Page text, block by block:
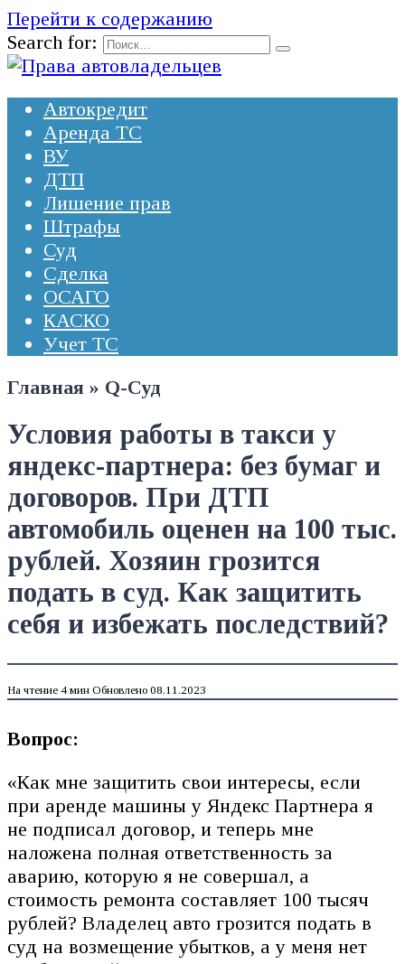
Перейти к содержанию
Search for:
Автокредит
Аренда ТС
ВУ
ДТП
Лишение прав
Штрафы
Суд
Сделка
ОСАГО
КАСКО
Учет ТС
Главная » Q-Суд
Условия работы в такси у
яндекс-партнера: без бумаг и
договоров. При ДТП
автомобиль оценен на 100 тыс.
рублей. Хозяин грозится
подать в суд. Как защитить
себя и избежать последствий?
На чтение 4 мин Обновлено 08.11.2023
Вопрос:
«Как мне защитить свои интересы, если
при аренде машины у Яндекс Партнера я
не подписал договор, и теперь мне
наложена полная ответственность за
аварию, которую я не совершал, а
стоимость ремонта составляет 100 тысяч
рублей? Владелец авто грозится подать в
суд на возмещение убытков, а у меня нет